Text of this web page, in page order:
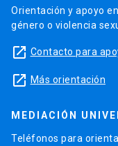
Orientación y apoyo
género o violencia
launch Contacto para
launch Más orientación
MEDIACIÓN
Teléfonos para